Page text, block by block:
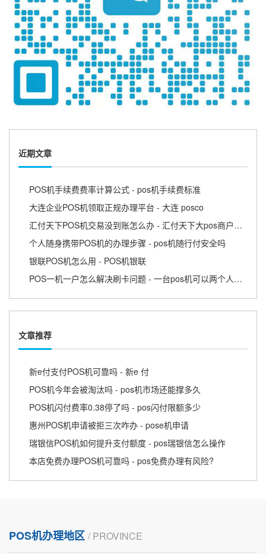
近期文章
POS机手续费费率计算公式 - pos机手续费标准
大连企业POS机领取正规办理平台 - 大连 posco
汇付天下POS机交易没到账怎么办 - 汇付天下大pos商户版APP
个人随身携带POS机的办理步骤 - pos机随行付安全吗
银联POS机怎么用 - POS机银联
POS一机一户怎么解决刷卡问题 - 一台pos机可以两个人用吗
文章推荐
新e付支付POS机可靠吗 - 新e 付
POS机今年会被淘汰吗 - pos机市场还能撑多久
POS机闪付费率0.38停了吗 - pos闪付限额多少
惠州POS机申请被拒三次咋办 - pose机申请
瑞银信POS机如何提升支付额度 - pos瑞银信怎么操作
本店免费办理POS机可靠吗 - pos免费办理有风险?
POS机办理地区 / PROVINCE